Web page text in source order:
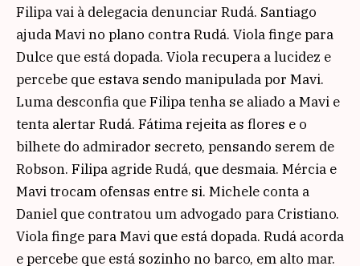
Filipa vai à delegacia denunciar Rudá. Santiago
ajuda Mavi no plano contra Rudá. Viola finge para
Dulce que está dopada. Viola recupera a lucidez e
percebe que estava sendo manipulada por Mavi.
Luma desconfia que Filipa tenha se aliado a Mavi e
tenta alertar Rudá. Fátima rejeita as flores e o
bilhete do admirador secreto, pensando serem de
Robson. Filipa agride Rudá, que desmaia. Mércia e
Mavi trocam ofensas entre si. Michele conta a
Daniel que contratou um advogado para Cristiano.
Viola finge para Mavi que está dopada. Rudá acorda
e percebe que está sozinho no barco, em alto mar.